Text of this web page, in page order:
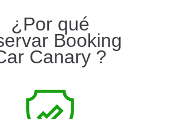
¿Por qué
Booking
Canary ?